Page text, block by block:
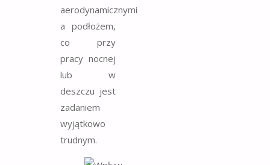
aerodynamicznymi
a podłożem,
co przy
pracy nocnej
lub w
deszczu jest
zadaniem
wyjątkowo
trudnym.